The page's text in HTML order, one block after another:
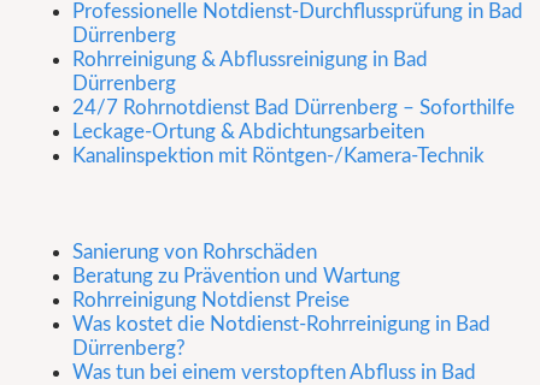
Professionelle Notdienst-Durchflussprüfung in Bad
Dürrenberg
Rohrreinigung & Abflussreinigung in Bad
Dürrenberg
24/7 Rohrnotdienst Bad Dürrenberg – Soforthilfe
Leckage-Ortung & Abdichtungsarbeiten
Kanalinspektion mit Röntgen-/Kamera-Technik
Sanierung von Rohrschäden
Beratung zu Prävention und Wartung
Rohrreinigung Notdienst Preise
Was kostet die Notdienst-Rohrreinigung in Bad
Dürrenberg?
Was tun bei einem verstopften Abfluss in Bad